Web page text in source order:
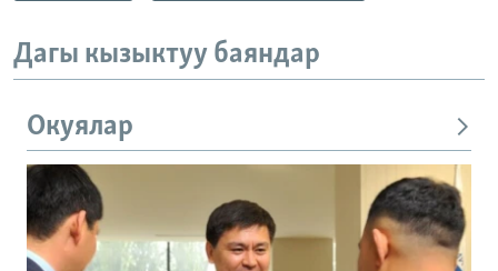
Дагы кызыктуу баяндар
Окуялар